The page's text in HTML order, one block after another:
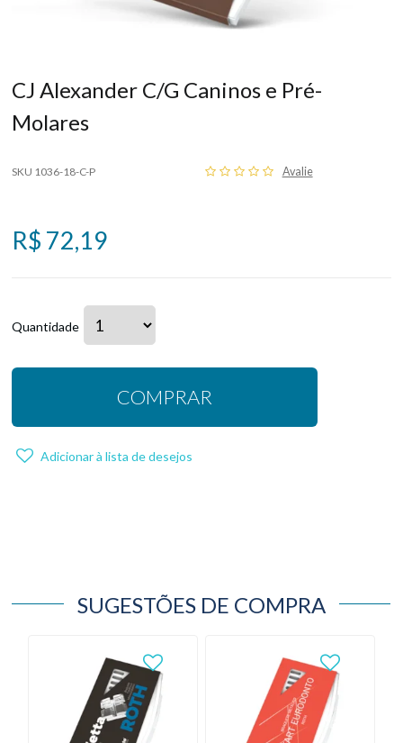
CJ Alexander C/G Caninos e Pré-
Molares
SKU 1036-18-C-P Avalie
R$ 72,19
Quantidade
COMPRAR
Adicionar à lista de desejos
SUGESTÕES DE COMPRA